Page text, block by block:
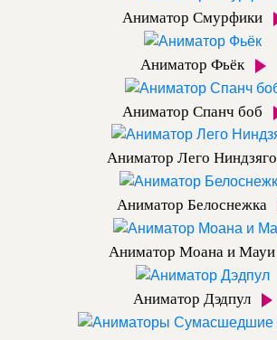
Аниматор Смурфики
Аниматор Фьёк
Аниматор Спанч боб
Аниматор Лего Ниндзяго
Аниматор Белоснежка
Аниматор Моана и Мауи
Аниматор Дэдпул